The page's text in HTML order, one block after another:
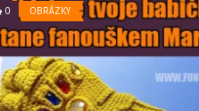
0 OBRÁZKY